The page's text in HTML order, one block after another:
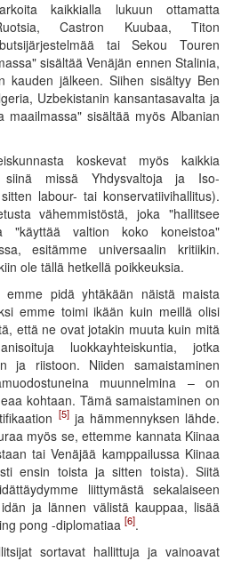
kaikkialla lukuun ottamatta
Castron Kuubaa, Titon
tai Sekou Touren
sisältää Venäjän ennen Stalinia,
kauden jälkeen. Siihen sisältyy Ben
Uzbekistanin kansantasavalta ja
maailmassa" sisältää myös Albanian
koskevat myös kaikkia
missä Yhdysvaltoja ja Iso-
labour- tai konservatiivihallitus).
vähemmistöstä, joka "hallitsee
"käyttää valtion koko koneistoa"
esitämme universaalin kritiikin.
ole tällä hetkellä poikkeuksia.
emme pidä yhtäkään näistä maista
emme toimi ikään kuin meillä olisi
että ne ovat jotakin muuta kuin mitä
luokkayhteiskuntia, jotka
ja riistoon. Niiden samaistaminen
muunnelmina – on
kohtaan. Tämä samaistaminen on
[5]ja hämmennyksen lähde.
myös se, ettemme kannata Kiinaa
tai Venäjää kamppailussa Kiinaa
ensin toista ja sitten toista). Siitä
liittymästä sekalaiseen
ja lännen välistä kauppaa, lisää
pong -diplomatiaa [6].
sortavat hallittuja ja vainoavat